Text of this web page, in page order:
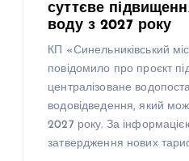
суттєве
воду з 2027 року
КП «Синельниківський
повідомило про проєкт
централізоване
водовідведення, який
2027 року. За
затвердження нових